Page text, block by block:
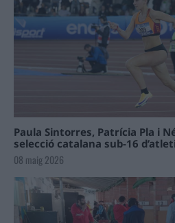
Paula Sintorres, Patrícia Pla i
selecció catalana sub-16
08 maig 2026